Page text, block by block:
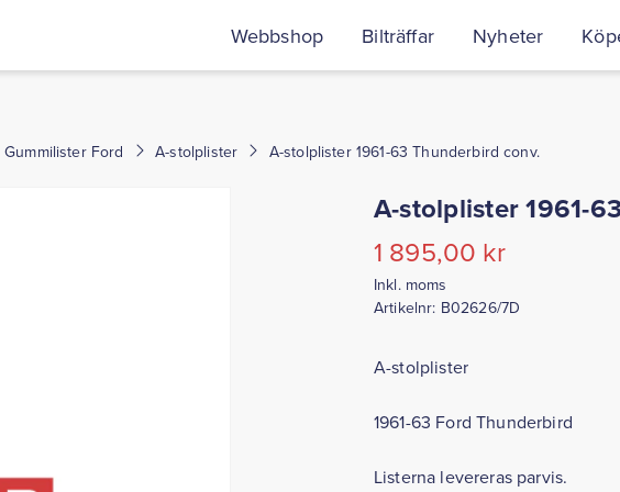
Webbshop Bilträffar Nyheter
Gummilister Ford A-stolplister A-stolplister 1961-63 Thunderbird conv.
A-stolplister 1961-
1 895,00 kr
Inkl. moms
Artikelnr: B02626/7D
A-stolplister
1961-63 Ford Thunderbird
Listerna levereras parvis.